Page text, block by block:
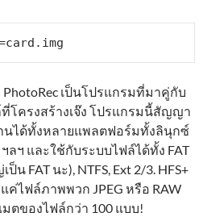
PhotoRec เป็นโปรแกรมที่มาคู่กับ
ที่โครงสร้างเจ๊ง โปรแกรมนี้สัญญา
นได้ทั้งหลายแพลตฟอร์มทั้งลินุกซ์
ลฯ และใช้กับระบบไฟล์ได้ทั้ง FAT
FAT นะ), NTFS, Ext 2/3. HFS+
ค่ไฟล์ภาพพวก JPEG หรือ RAW
ตของไฟล์กว่า 100 แบบ!